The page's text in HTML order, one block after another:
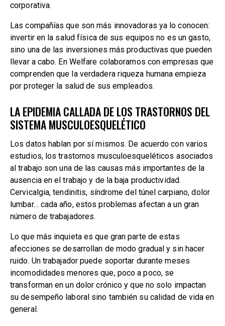
corporativa.
Las compañías que son más innovadoras ya lo conocen:
invertir en la salud física de sus equipos no es un gasto,
sino una de las inversiones más productivas que pueden
llevar a cabo. En Welfare colaboramos con empresas que
comprenden que la verdadera riqueza humana empieza
por proteger la salud de sus empleados.
LA EPIDEMIA CALLADA DE LOS TRASTORNOS DEL
SISTEMA MUSCULOESQUELÉTICO
Los datos hablan por sí mismos. De acuerdo con varios
estudios, los trastornos musculoesqueléticos asociados
al trabajo son una de las causas más importantes de la
ausencia en el trabajo y de la baja productividad.
Cervicalgia, tendinitis, síndrome del túnel carpiano, dolor
lumbar… cada año, estos problemas afectan a un gran
número de trabajadores.
Lo que más inquieta es que gran parte de estas
afecciones se desarrollan de modo gradual y sin hacer
ruido. Un trabajador puede soportar durante meses
incomodidades menores que, poco a poco, se
transforman en un dolor crónico y que no solo impactan
su desempeño laboral sino también su calidad de vida en
general.